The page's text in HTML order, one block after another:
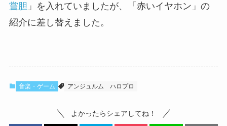
嘗胆 」を入れていましたが、「赤いイヤホン」の
紹介に差し替えました。
音楽・ゲーム アンジュルム ハロプロ
よかったらシェアしてね！